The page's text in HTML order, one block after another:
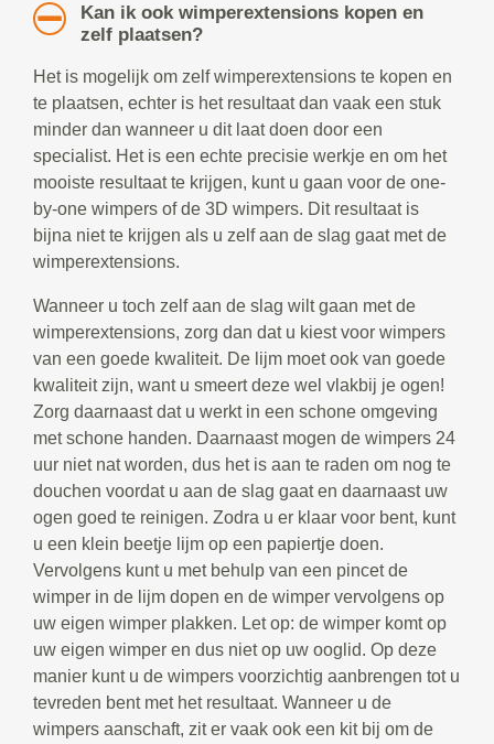
Kan ik ook wimperextensions kopen en
zelf plaatsen?
Het is mogelijk om zelf wimperextensions te kopen en
te plaatsen, echter is het resultaat dan vaak een stuk
minder dan wanneer u dit laat doen door een
specialist. Het is een echte precisie werkje en om het
mooiste resultaat te krijgen, kunt u gaan voor de one-
by-one wimpers of de 3D wimpers. Dit resultaat is
bijna niet te krijgen als u zelf aan de slag gaat met de
wimperextensions.
Wanneer u toch zelf aan de slag wilt gaan met de
wimperextensions, zorg dan dat u kiest voor wimpers
van een goede kwaliteit. De lijm moet ook van goede
kwaliteit zijn, want u smeert deze wel vlakbij je ogen!
Zorg daarnaast dat u werkt in een schone omgeving
met schone handen. Daarnaast mogen de wimpers 24
uur niet nat worden, dus het is aan te raden om nog te
douchen voordat u aan de slag gaat en daarnaast uw
ogen goed te reinigen. Zodra u er klaar voor bent, kunt
u een klein beetje lijm op een papiertje doen.
Vervolgens kunt u met behulp van een pincet de
wimper in de lijm dopen en de wimper vervolgens op
uw eigen wimper plakken. Let op: de wimper komt op
uw eigen wimper en dus niet op uw ooglid. Op deze
manier kunt u de wimpers voorzichtig aanbrengen tot u
tevreden bent met het resultaat. Wanneer u de
wimpers aanschaft, zit er vaak ook een kit bij om de